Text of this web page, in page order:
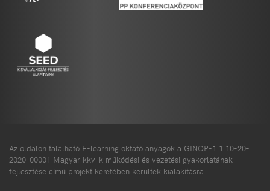
Az oldalon található E-learning oktató anyagok a GINOP-1.1.10-20-
2020-00001 Magyar kkv-k működési és vezetési gyakorlatának
fejlesztése című projekt keretében kerültek kialakításra.